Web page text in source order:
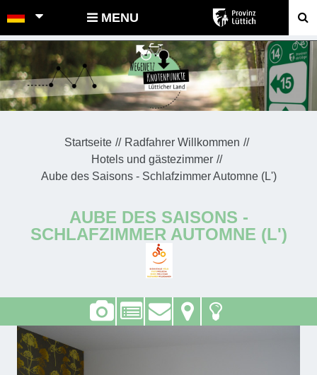
POINTS-NOEUDS MENU
Startseite
Radfahrer Willkommen
Hotels und gästezimmer
Aube des Saisons - Schlafzimmer Automne (L')
AUBE DES SAISONS -
SCHLAFZIMMER AUTOMNE (L')